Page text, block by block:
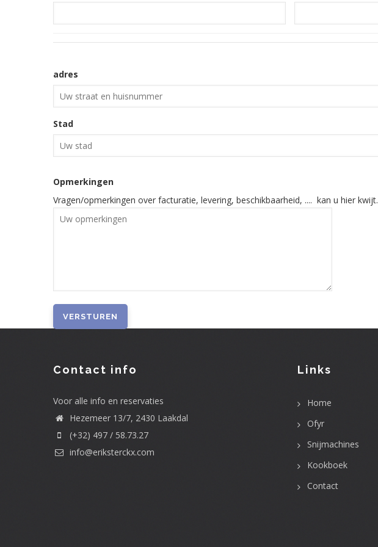
adres
adres
Stad
Opmerkingen
Vragen/opmerkingen over facturatie, levering, beschikbaarheid, .... kan u hier kwijt.
Contact info
Voor alle info en reservaties
Hezemeer 13/7, 2430 Laakdal
(+32) 497 / 58.73.27
info@eriksterckx.com
Links
Home
Ofyr
Snijmachines
Kookboek
Contact